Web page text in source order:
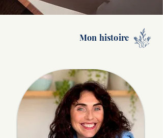
Mon histoire